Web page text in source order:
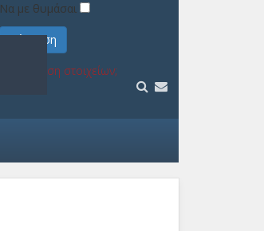
Να με θυμάσαι
Σύνδεση
Υπενθύμιση στοιχείων;